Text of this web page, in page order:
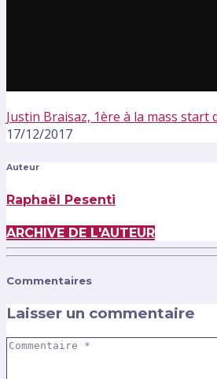
Justin Braisaz, 1ère à la mass start
17/12/2017
Auteur
Raphaël Pesenti
ARCHIVE DE L'AUTEUR
Commentaires
Laisser un commentaire